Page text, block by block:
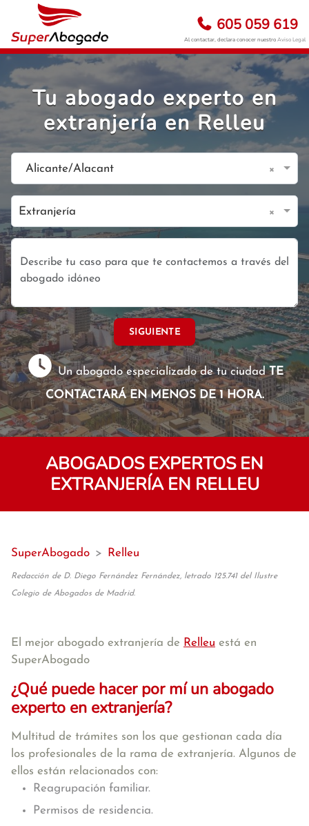
605 059 619
Al contactar, declara conocer nuestroAviso Legal
Tu abogado experto en
extranjería en Relleu
Alicante/Alacant ×
Extranjería ×
SIGUIENTE
Un abogado especializado de tu ciudadTE
CONTACTARÁ EN MENOS DE 1 HORA.
ABOGADOS EXPERTOS EN
EXTRANJERÍA EN RELLEU
SuperAbogado > Relleu
Redacción de D. Diego Fernández Fernández, letrado 125.741 del Ilustre
Colegio de Abogados de Madrid.
El mejor abogado extranjería de Relleu está en
SuperAbogado
¿Qué puede hacer por mí un abogado
experto en extranjería?
Multitud de trámites son los que gestionan cada día
los profesionales de la rama de extranjería. Algunos de
ellos están relacionados con:
Reagrupación familiar.
Permisos de residencia.